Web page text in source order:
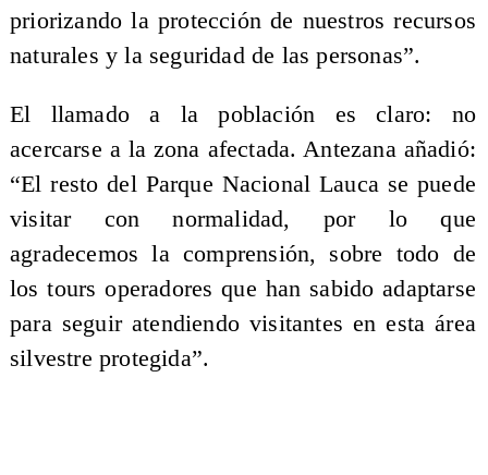
priorizando la protección de nuestros recursos
naturales y la seguridad de las personas”.
El llamado a la población es claro: no
acercarse a la zona afectada. Antezana añadió:
“El resto del Parque Nacional Lauca se puede
visitar con normalidad, por lo que
agradecemos la comprensión, sobre todo de
los tours operadores que han sabido adaptarse
para seguir atendiendo visitantes en esta área
silvestre protegida”.